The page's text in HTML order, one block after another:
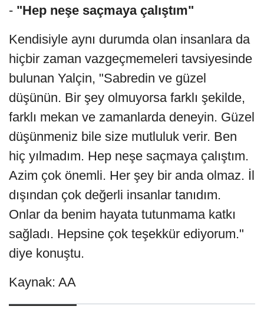
- "Hep neşe saçmaya çalıştım"
Kendisiyle aynı durumda olan insanlara da
hiçbir zaman vazgeçmemeleri tavsiyesinde
bulunan Yalçin, "Sabredin ve güzel
düşünün. Bir şey olmuyorsa farklı şekilde,
farklı mekan ve zamanlarda deneyin. Güzel
düşünmeniz bile size mutluluk verir. Ben
hiç yılmadım. Hep neşe saçmaya çalıştım.
Azim çok önemli. Her şey bir anda olmaz. İl
dışından çok değerli insanlar tanıdım.
Onlar da benim hayata tutunmama katkı
sağladı. Hepsine çok teşekkür ediyorum."
diye konuştu.
Kaynak: AA